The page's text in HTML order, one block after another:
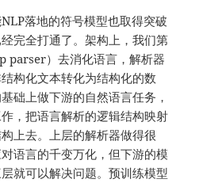
落地的符号模型也取得突破
完全打通了。架构上，我们第
parser）去消化语言，解析器
构化文本转化为结构化的数
础上做下游的自然语言任务，
，把语言解析的逻辑结构映射
上去。上层的解析器做得很
语言的千变万化，但下游的模
就可以解决问题。预训练模型